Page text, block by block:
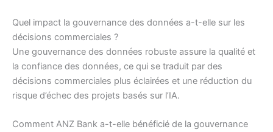
Quel impact la gouvernance des données a-t-elle sur les
décisions commerciales ?
Une gouvernance des données robuste assure la qualité et
la confiance des données, ce qui se traduit par des
décisions commerciales plus éclairées et une réduction du
risque d’échec des projets basés sur l’IA.
Comment ANZ Bank a-t-elle bénéficié de la gouvernance